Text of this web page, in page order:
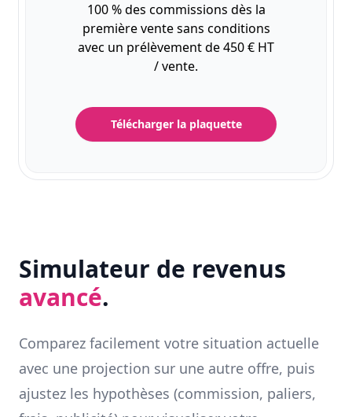
100 % des commissions dès la
première vente sans conditions
avec un prélèvement de 450 € HT
/ vente.
Télécharger la plaquette
Simulateur de revenus
avancé.
Comparez facilement votre situation actuelle
avec une projection sur une autre offre, puis
ajustez les hypothèses (commission, paliers,